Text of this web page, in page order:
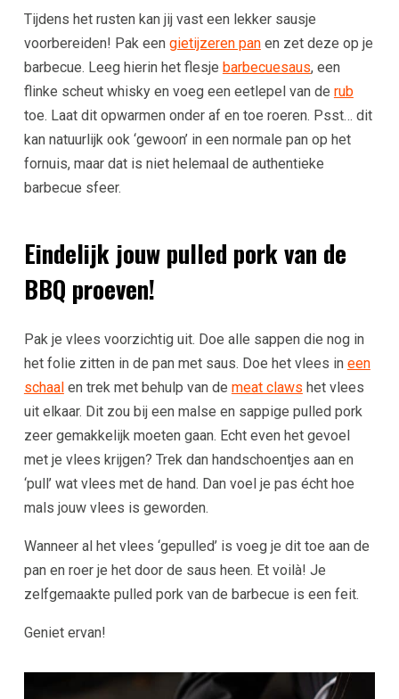
Tijdens het rusten kan jij vast een lekker sausje
voorbereiden! Pak een gietijzeren panen zet deze op je
barbecue. Leeg hierin het flesje barbecuesaus, een
flinke scheut whisky en voeg een eetlepel van de rub
toe. Laat dit opwarmen onder af en toe roeren. Psst… dit
kan natuurlijk ook ‘gewoon’ in een normale pan op het
fornuis, maar dat is niet helemaal de authentieke
barbecue sfeer.
Eindelijk jouw pulled pork van de
BBQ proeven!
Pak je vlees voorzichtig uit. Doe alle sappen die nog in
het folie zitten in de pan met saus. Doe het vlees in een
schaalen trek met behulp van de meat claws het vlees
uit elkaar. Dit zou bij een malse en sappige pulled pork
zeer gemakkelijk moeten gaan. Echt even het gevoel
met je vlees krijgen? Trek dan handschoentjes aan en
‘pull’ wat vlees met de hand. Dan voel je pas écht hoe
mals jouw vlees is geworden.
Wanneer al het vlees ‘gepulled’ is voeg je dit toe aan de
pan en roer je het door de saus heen. Et voilà! Je
zelfgemaakte pulled pork van de barbecue is een feit.
Geniet ervan!